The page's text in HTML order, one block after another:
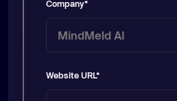
Company*
Website URL*